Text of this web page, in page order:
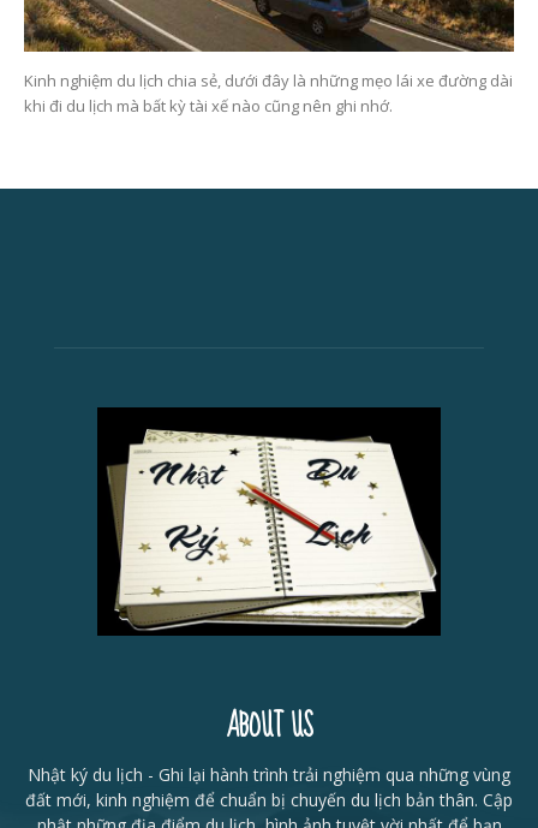
Kinh nghiệm du lịch chia sẻ, dưới đây là những mẹo lái xe đường dài
khi đi du lịch mà bất kỳ tài xế nào cũng nên ghi nhớ.
ABOUT US
Nhật ký du lịch - Ghi lại hành trình trải nghiệm qua những vùng
đất mới, kinh nghiệm để chuẩn bị chuyến du lịch bản thân. Cập